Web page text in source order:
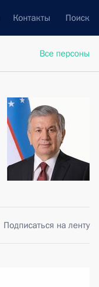
Контакты Поиск
Все персоны
Подписаться на ленту